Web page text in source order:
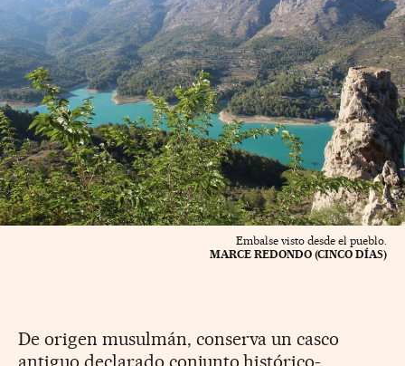
Embalse visto desde el pueblo.
MARCE REDONDO (CINCO DÍAS)
De origen musulmán, conserva un casco